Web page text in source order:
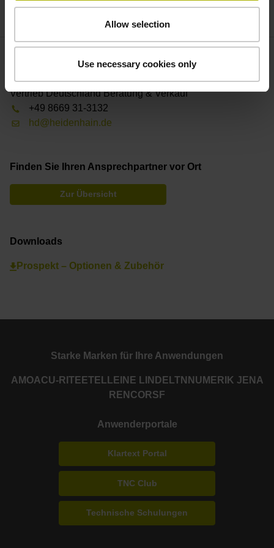
Allow selection
Use necessary cookies only
weniger Maschinenstillstände.
Ansprechpartner – Vertrieb
Vertrieb Deutschland Beratung & Verkauf
+49 8669 31-3132
hd@heidenhain.de
Finden Sie Ihren Ansprechpartner vor Ort
Zur Übersicht
Downloads
Prospekt – Optionen & Zubehör
Starke Marken für Ihre Anwendungen
AMOACU-RITE ETEL LEINE LINDE LTN NUMERIK JENA
RENCORSF
Anwenderportale
Klartext Portal
TNC Club
Technische Schulungen